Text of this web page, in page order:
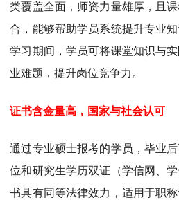
考试真题
报考经验 招生简章
类覆盖全面，师资力量雄厚，且
合，能够帮助学员系统提升专业
学习期间，学员可将课堂知识与
业难题，提升岗位竞争力。
证书含金量高，国家与社会认可
通过专业硕士报考的学员，毕业
位和研究生学历双证（学信网、
书具有同等法律效力，适用于职